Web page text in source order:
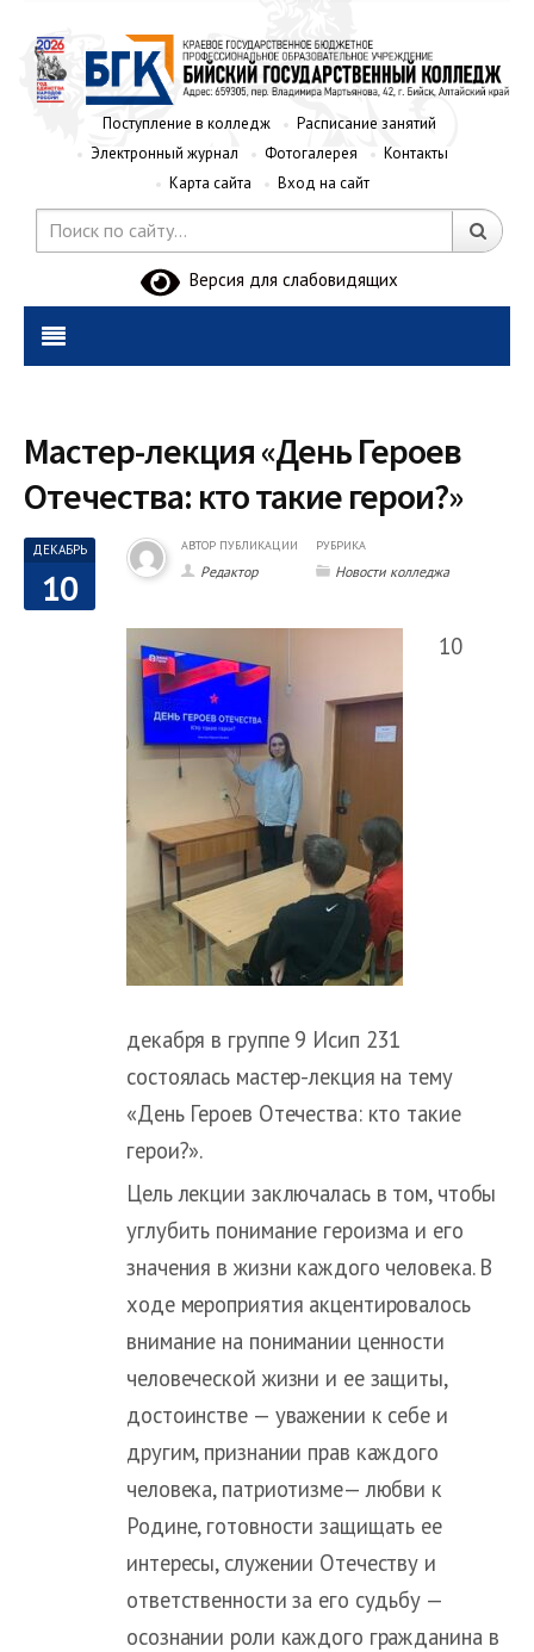
Поступление в колледж
Расписание занятий
Электронный журнал
Фотогалерея
Контакты
Карта сайта
Вход на сайт
Версия для слабовидящих
Мастер-лекция «День Героев
Отечества: кто такие герои?»
ДЕКАБРЬ
10
АВТОР ПУБЛИКАЦИИ
Редактор
РУБРИКА
Новости колледжа
10
декабря в группе 9 Исип 231
состоялась мастер-лекция на тему
«День Героев Отечества: кто такие
герои?».
Цель лекции заключалась в том, чтобы
углубить понимание героизма и его
значения в жизни каждого человека. В
ходе мероприятия акцентировалось
внимание на понимании ценности
человеческой жизни и ее защиты,
достоинстве — уважении к себе и
другим, признании прав каждого
человека, патриотизме— любви к
Родине, готовности защищать ее
интересы, служении Отечеству и
ответственности за его судьбу —
осознании роли каждого гражданина в